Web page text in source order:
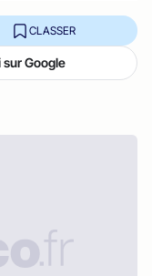
CLASSER
Google